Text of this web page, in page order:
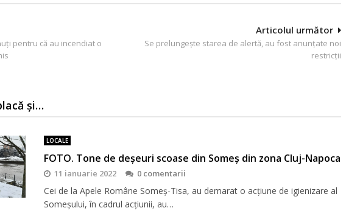
Articolul următor
Se prelungește starea de alertă, au fost anunțate noi
restricții
pentru că au incendiat o
și…
LOCALE
FOTO. Tone de deșeuri scoase din Someș din zona Cluj-Napoca
11 ianuarie 2022 0 comentarii
Cei de la Apele Române Someș-Tisa, au demarat o acțiune de igienizare al
Someșului, în cadrul acțiunii, au…